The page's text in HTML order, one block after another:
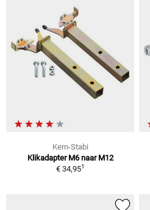
Kern-Stabi
Klikadapter M6 naar M12
€ 34,951